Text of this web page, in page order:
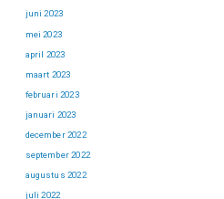
juni 2023
mei 2023
april 2023
maart 2023
februari 2023
januari 2023
december 2022
september 2022
augustus 2022
juli 2022